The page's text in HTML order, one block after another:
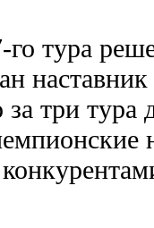
тура
три тура